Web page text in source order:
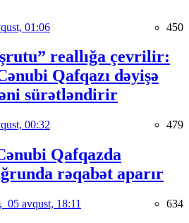
01:06 450
reallığa çevrilir:
Qafqazı dəyişə
sürətləndirir
00:32 479
Qafqazda
rəqabət aparır
05 avqust, 18:11 634